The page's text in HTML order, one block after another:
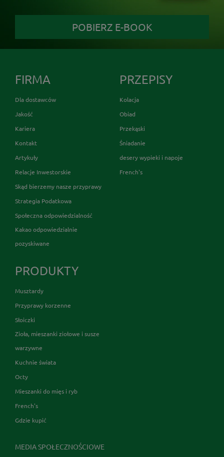
POBIERZ E-BOOK
FIRMA
Dla dostawców
Jakość
Kariera
Kontakt
Artykuły
Relacje Inwestorskie
Skąd bierzemy nasze przyprawy
Strategia Podatkowa
Społeczna odpowiedzialność
Kakao odpowiedzialnie
pozyskiwane
PRZEPISY
Kolacja
Obiad
Przekąski
Śniadanie
desery wypieki i napoje
French's
PRODUKTY
Musztardy
Przyprawy korzenne
Słoiczki
Zioła, mieszanki ziołowe i susze
warzywne
Kuchnie świata
Octy
Mieszanki do mięs i ryb
French's
Gdzie kupić
MEDIA SPOŁECZNOŚCIOWE